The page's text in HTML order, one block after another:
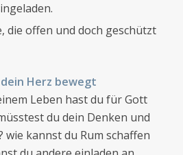
die offen und doch geschützt
Herz bewegt
Leben hast du für Gott
du dein Denken und
wie kannst du Rum schaffen